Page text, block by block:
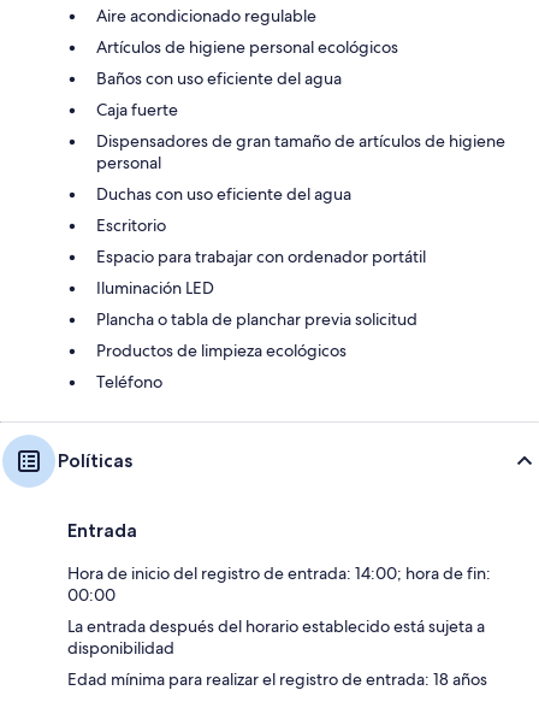
Aire acondicionado regulable
Artículos de higiene personal ecológicos
Baños con uso eficiente del agua
Caja fuerte
Dispensadores de gran tamaño de artículos de higiene
personal
Duchas con uso eficiente del agua
Escritorio
Espacio para trabajar con ordenador portátil
Iluminación LED
Plancha o tabla de planchar previa solicitud
Productos de limpieza ecológicos
Teléfono
Políticas
Entrada
Hora de inicio del registro de entrada: 14:00; hora de fin:
00:00
La entrada después del horario establecido está sujeta a
disponibilidad
Edad mínima para realizar el registro de entrada: 18 años